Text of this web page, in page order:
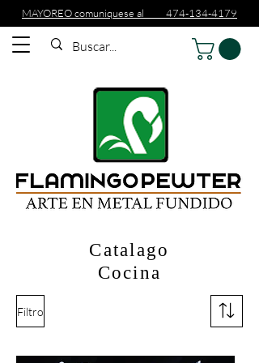
MAYOREO comuniquese al 474-134-4179
Catalago
Cocina
Filtro